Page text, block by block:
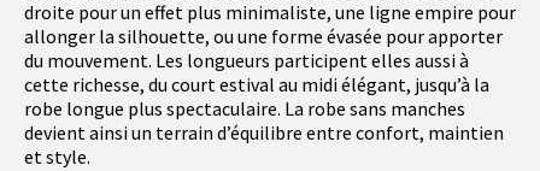
droite pour un effet plus minimaliste, une ligne empire pour
allonger la silhouette, ou une forme évasée pour apporter
du mouvement. Les longueurs participent elles aussi à
cette richesse, du court estival au midi élégant, jusqu’à la
robe longue plus spectaculaire. La robe sans manches
devient ainsi un terrain d’équilibre entre confort, maintien
et style.